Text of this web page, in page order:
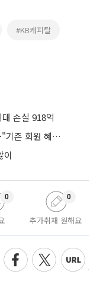
#KB캐피탈
손실 918억
롯데카드, 신규 영업 공백 83억 규모⋯"기존 회원 혜택으로 방어"
이
0
추가취재 원해요
0